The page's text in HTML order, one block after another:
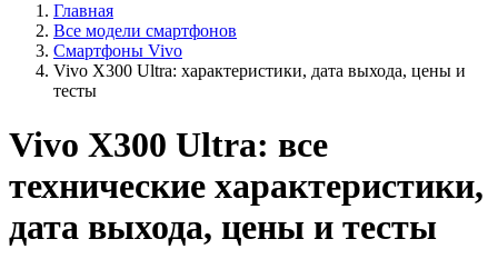
Главная
Все модели смартфонов
Смартфоны Vivo
Vivo X300 Ultra: характеристики, дата выхода, цены и
тесты
Vivo X300 Ultra: все
технические характеристики,
дата выхода, цены и тесты